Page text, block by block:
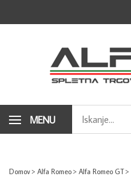
MENU
store
Domov > Alfa Romeo > Alfa Romeo GT>